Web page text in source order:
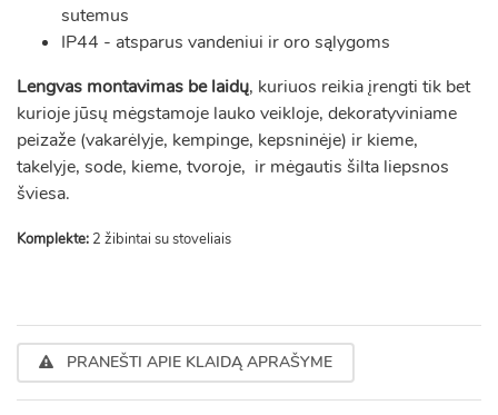
sutemus
IP44 - atsparus vandeniui ir oro sąlygoms
Lengvas montavimas be laidų, kuriuos reikia įrengti tik bet
kurioje jūsų mėgstamoje lauko veikloje, dekoratyviniame
peizaže (vakarėlyje, kempinge, kepsninėje) ir kieme,
takelyje, sode, kieme, tvoroje, ir mėgautis šilta liepsnos
šviesa.
Komplekte: 2 žibintai su stoveliais
PRANEŠTI APIE KLAIDĄ APRAŠYME